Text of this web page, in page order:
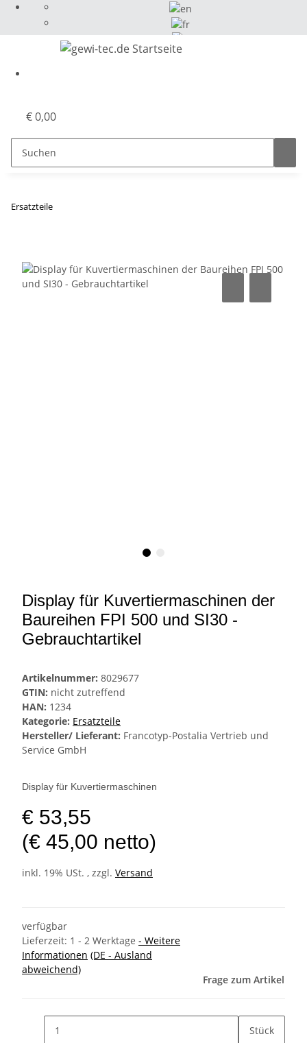
€ 0,00
Ersatzteile
Display für Kuvertiermaschinen der
Baureihen FPI 500 und SI30 -
Gebrauchtartikel
Artikelnummer: 8029677
GTIN: nicht zutreffend
HAN: 1234
Kategorie: Ersatzteile
Hersteller/ Lieferant: Francotyp-Postalia Vertrieb und
Service GmbH
Display für Kuvertiermaschinen
€ 53,55
(€ 45,00 netto)
inkl. 19% USt. , zzgl. Versand
verfügbar
Lieferzeit: 1 - 2 Werktage - Weitere
Informationen (DE - Ausland
abweichend)
Frage zum Artikel
Stück